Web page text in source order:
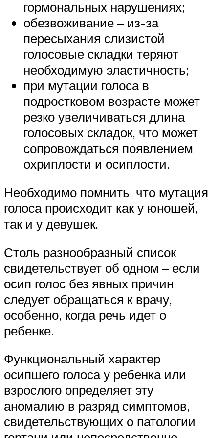
гормональных нарушениях;
обезвоживание – из-за
пересыхания слизистой
голосовые складки теряют
необходимую эластичность;
при мутации голоса в
подростковом возрасте может
резко увеличиваться длина
голосовых складок, что может
сопровождаться появлением
охриплости и осиплости.
Необходимо помнить, что мутация
голоса происходит как у юношей,
так и у девушек.
Столь разнообразный список
свидетельствует об одном – если
осип голос без явных причин,
следует обращаться к врачу,
особенно, когда речь идет о
ребенке.
Функциональный характер
осипшего голоса у ребенка или
взрослого определяет эту
аномалию в разряд симптомов,
свидетельствующих о патологии